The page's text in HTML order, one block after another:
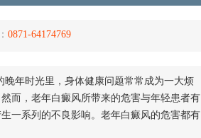
0871-64174769
年时光里，身体健康问题常常成为一大烦
而，老年白癜风所带来的危害与年轻患者有
一系列的不良影响。老年白癜风的危害都有